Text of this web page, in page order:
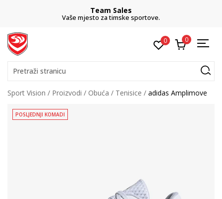
Team Sales
Vaše mjesto za timske sportove.
0 0
Pretraži stranicu
Sport Vision Proizvodi Obuća Tenisice adidas Amplimove
POSLJEDNJI KOMADI